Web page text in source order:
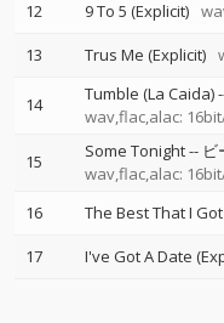
12
9 To 5 (Explicit)
13
Trus Me (Explicit)
14 Tumble (La Caida)
wav,flac,alac:
15 Some Tonight-- ビ
wav,flac,alac:
16 The Best That I
17
I've Got A Date